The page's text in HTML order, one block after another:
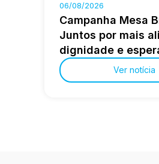
06/08/2026
Campanha Mesa
Juntos por mais
dignidade e
Ver notícia